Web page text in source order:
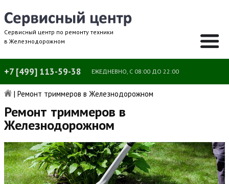
Сервисный центр по ремонту техники
в Железнодорожном
+7 [499] 113-59-38 ЕЖЕДНЕВНО, С 08:00 ДО 22:00
| Ремонт триммеров в Железнодорожном
Ремонт триммеров в
Железнодорожном